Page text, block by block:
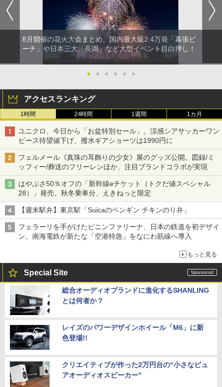
8月開催の花火大会まとめ。国内最大級2.4万発「幕張ビ
ーチ」や日本三大「長岡」など大型イベント目白押し！
● ● ● ● ● ●
アクセスランキング
1時間 24時間 1週間 1カ月
ユニクロ、今日から「お盆特別セール」。涼感シアサッカーワン
ピース待望値下げ、撥水ギアショーツは1990円に
フェルメール《真珠の耳飾りの少女》展のグッズ公開。図録/ミ
ッフィー/葬送のフリーレンほか、注目ブランドコラボが実現
はやぶさ50％オフの「新幹線eチケット（トクだ値スペシャル
28）」発売。秋冬乗車分、えきねっと限定
【週末駅弁】東京駅「Suicaのペンギン チキンのり弁」
フェラーリを手がけたピニンファリーナ、日本の鉄道を初デザイ
ン。南海電鉄が新たな「空港特急」をなにわ筋線へ導入
もっと見る
Special Site
総合オーディオブランドに進化するSHANLING
とは何者か？
レイズのパワーデザインホイール「M6」に新
色登場!!
クリエイティブが作った2万円台の“小さなピュ
アオーディオスピーカー”